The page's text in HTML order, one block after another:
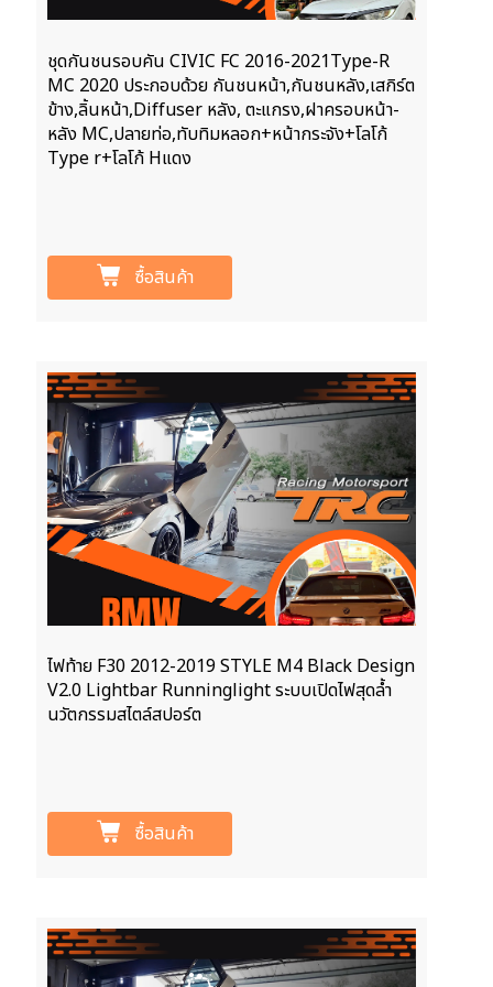
ชุดกันชนรอบคัน CIVIC FC 2016-2021Type-R
MC 2020 ประกอบด้วย กันชนหน้า,กันชนหลัง,เสกิร์ต
ข้าง,ลิ้นหน้า,Diffuser หลัง, ตะแกรง,ฝาครอบหน้า-
หลัง MC,ปลายท่อ,ทับทิมหลอก+หน้ากระจัง+โลโก้
Type r+โลโก้ Hแดง
ซื้อสินค้า
ไฟท้าย F30 2012-2019 STYLE M4 Black Design
V2.0 Lightbar Runninglight ระบบเปิดไฟสุดลํ้า
นวัตกรรมสไตล์สปอร์ต
ซื้อสินค้า